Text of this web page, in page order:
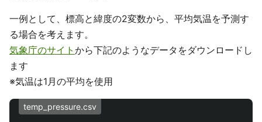
一例として、標高と緯度の2変数から、平均気温を予測す
る場合を考えます。
気象庁のサイト から下記のようなデータをダウンロードし
ます
※気温は1月の平均を使用
temp_pressure.csv